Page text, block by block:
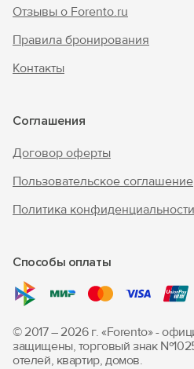
Отзывы о Forento.ru
Правила бронирования
Контакты
Соглашения
Договор оферты
Пользовательское соглашение
Политика конфиденциальности
Способы оплаты
© 2017 – 2026 г. «Forento» -
защищены, торговый знак
отелей, квартир, домов.